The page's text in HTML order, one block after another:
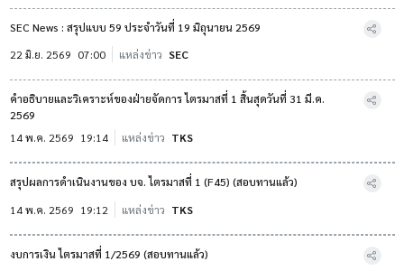
SEC News : สรุปแบบ 59 ประจำวันที่ 19 มิถุนายน 2569
22 มิ.ย. 2569 07:00 แหล่งข่าว SEC
คำอธิบายและวิเคราะห์ของฝ่ายจัดการ ไตรมาสที่ 1 สิ้นสุดวันที่ 31 มี.ค.
2569
14 พ.ค. 2569 19:14 แหล่งข่าว TKS
สรุปผลการดำเนินงานของ บจ. ไตรมาสที่ 1 (F45) (สอบทานแล้ว)
14 พ.ค. 2569 19:12 แหล่งข่าว TKS
งบการเงิน ไตรมาสที่ 1/2569 (สอบทานแล้ว)